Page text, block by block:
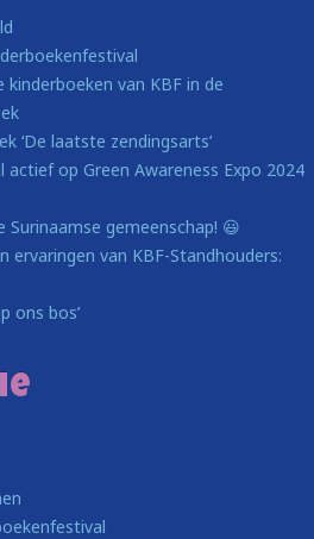
kinderboeken van KBF in de
‘De laatste zendingsarts’
actief op Green Awareness Expo 2024
Surinaamse gemeenschap! 😃
ervaringen van KBF-Standhouders:
ons bos’